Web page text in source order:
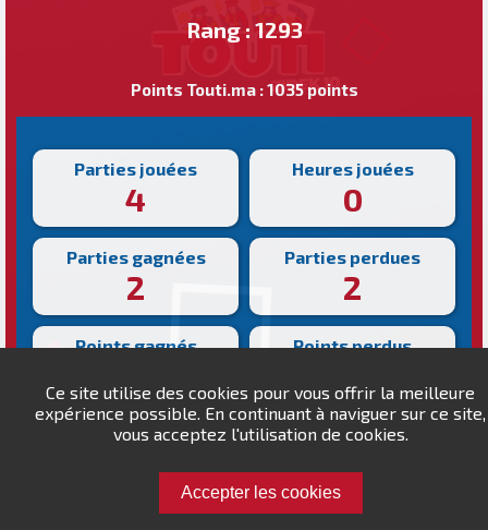
Ce site utilise des cookies pour vous offrir la meilleure
expérience possible. En continuant à naviguer sur ce site,
vous acceptez l'utilisation de cookies.
Accepter les cookies
Rang : 1293
Points Touti.ma : 1035 points
Parties jouées
4
Heures jouées
0
Parties gagnées
2
Parties perdues
2
Points gagnés Points perdus
Victoire la plus rapide
272s
Victoire la plus lente
437s